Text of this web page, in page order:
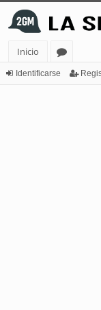
Inicio
or
Identificarse